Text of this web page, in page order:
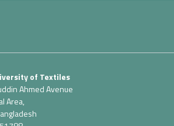
of Textiles
Ahmed Avenue
Area,